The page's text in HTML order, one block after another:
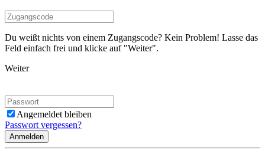
Du weißt nichts von einem Zugangscode? Kein Problem! Lasse das
Feld einfach frei und klicke auf "Weiter".
Weiter
Angemeldet bleiben
Passwort vergessen?
Anmelden